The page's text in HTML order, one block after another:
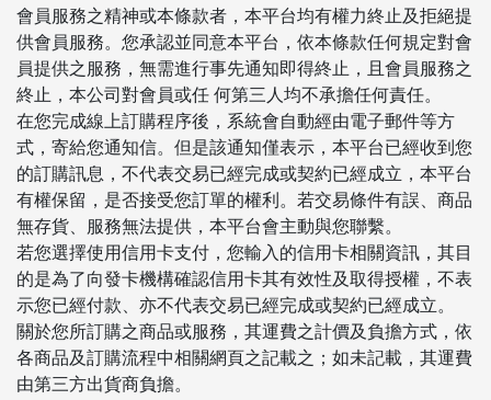
會員服務之精神或本條款者，本平台均有權力終止及拒絕提
供會員服務。您承認並同意本平台，依本條款任何規定對會
員提供之服務，無需進行事先通知即得終止，且會員服務之
終止，本公司對會員或任 何第三人均不承擔任何責任。
在您完成線上訂購程序後，系統會自動經由電子郵件等方
式，寄給您通知信。但是該通知僅表示，本平台已經收到您
的訂購訊息，不代表交易已經完成或契約已經成立，本平台
有權保留，是否接受您訂單的權利。若交易條件有誤、商品
無存貨、服務無法提供，本平台會主動與您聯繫。
若您選擇使用信用卡支付，您輸入的信用卡相關資訊，其目
的是為了向發卡機構確認信用卡其有效性及取得授權，不表
示您已經付款、亦不代表交易已經完成或契約已經成立。
關於您所訂購之商品或服務，其運費之計價及負擔方式，依
各商品及訂購流程中相關網頁之記載之；如未記載，其運費
由第三方出貨商負擔。